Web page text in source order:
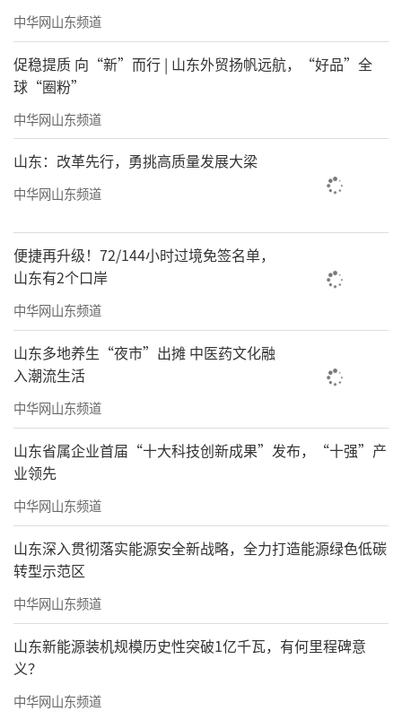
中华网山东频道
促稳提质 向“新”而行 | 山东外贸扬帆远航，“好品”全
球“圈粉”
中华网山东频道
山东：改革先行，勇挑高质量发展大梁
中华网山东频道
便捷再升级！72/144小时过境免签名单，
山东有2个口岸
中华网山东频道
山东多地养生“夜市”出摊 中医药文化融
入潮流生活
中华网山东频道
山东省属企业首届“十大科技创新成果”发布，“十强”产
业领先
中华网山东频道
山东深入贯彻落实能源安全新战略，全力打造能源绿色低碳
转型示范区
中华网山东频道
山东新能源装机规模历史性突破1亿千瓦，有何里程碑意
义？
中华网山东频道